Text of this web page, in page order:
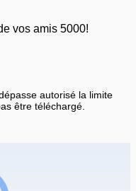
vos amis 5000!
autorisé la limite
être téléchargé.